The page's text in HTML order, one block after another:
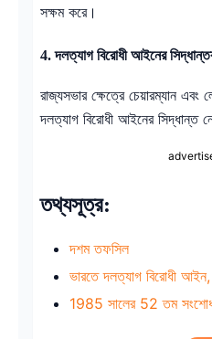
সক্ষম করে।
4.দলত্যাগ বিরোধী আইনের
রাজ্যসভার ক্ষেত্রে চেয়ারম্যান এবং
দলত্যাগ বিরোধী আইনের সিদ্ধান্ত
তথ্যসূত্র:
দশম তফসিল
ভারতে দলত্যাগ বিরোধী
1985 সালের 52 তম